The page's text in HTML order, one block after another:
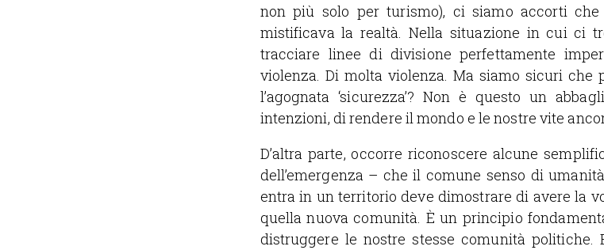
non più solo per turismo), ci siamo accorti
mistificava la realtà. Nella situazione in cui ci
tracciare linee di divisione perfettamente
violenza. Di molta violenza. Ma siamo sicuri che
l’agognata ‘sicurezza’? Non è questo un
intenzioni, di rendere il mondo e le nostre vite
D’altra parte, occorre riconoscere alcune
dell’emergenza – che il comune senso di
entra in un territorio deve dimostrare di avere la
quella nuova comunità. È un principio
distruggere le nostre stesse comunità politiche.